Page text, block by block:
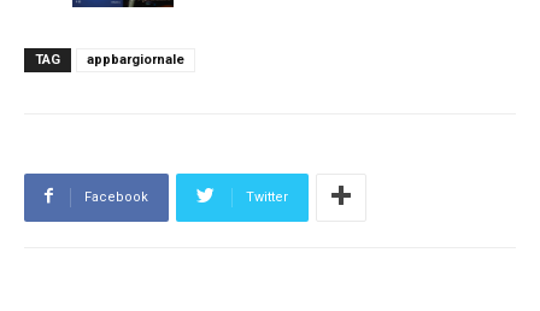
TAG appbargiornale
Facebook Twitter